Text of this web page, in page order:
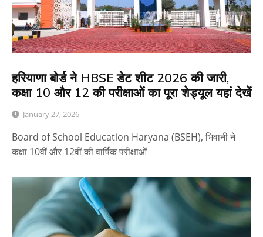
हरियाणा बोर्ड ने HBSE डेट शीट 2026 की जारी,
कक्षा 10 और 12 की परीक्षाओं का पूरा शेड्यूल यहां देखें
January 27, 2026
Board of School Education Haryana (BSEH), भिवानी ने
कक्षा 10वीं और 12वीं की वार्षिक परीक्षाओं